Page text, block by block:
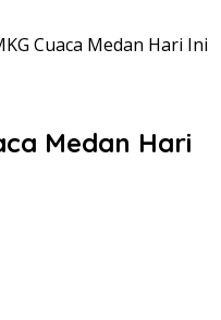
Cuaca Medan Hari Ini
Medan Hari